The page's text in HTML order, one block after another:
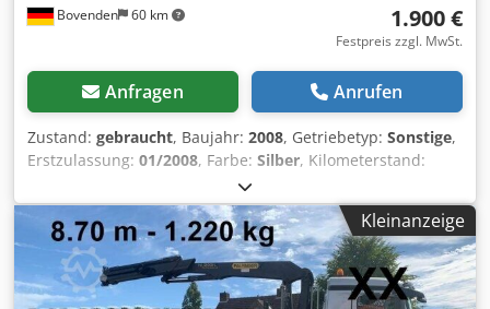
Bovenden 60 km 1.900 €
Festpreis zzgl. MwSt.
Anfragen Anrufen
Zustand: gebraucht, Baujahr: 2008, Getriebetyp: Sonstige,
Erstzulassung: 01/2008, Farbe: Silber, Kilometerstand:
Sonstige
Ladebordwand, Fahrzeugstandort: Bovenden, Aufbau: 1,5t
Ladebordwand Palfinger MBB unterfaltbar.
ZUBEHÖRANGABEN OHNE GEWÄHR, Änderungen,
Zwischenverkauf und Irrtümer vorbehalten! Dsdpfxet
Sxnzs Adtjwa - .
Kleinanzeige